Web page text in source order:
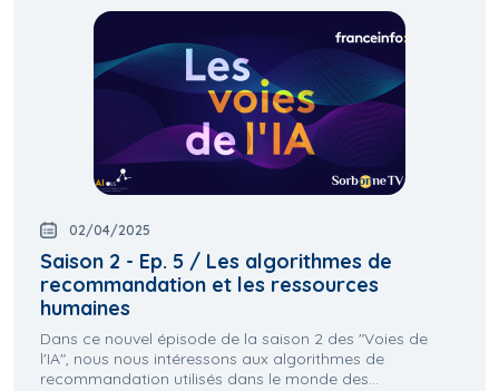
02/04/2025
Saison 2 - Ep. 5 / Les algorithmes de
recommandation et les ressources
humaines
Dans ce nouvel épisode de la saison 2 des "Voies de
l'IA", nous nous intéressons aux algorithmes de
recommandation utilisés dans le monde des...